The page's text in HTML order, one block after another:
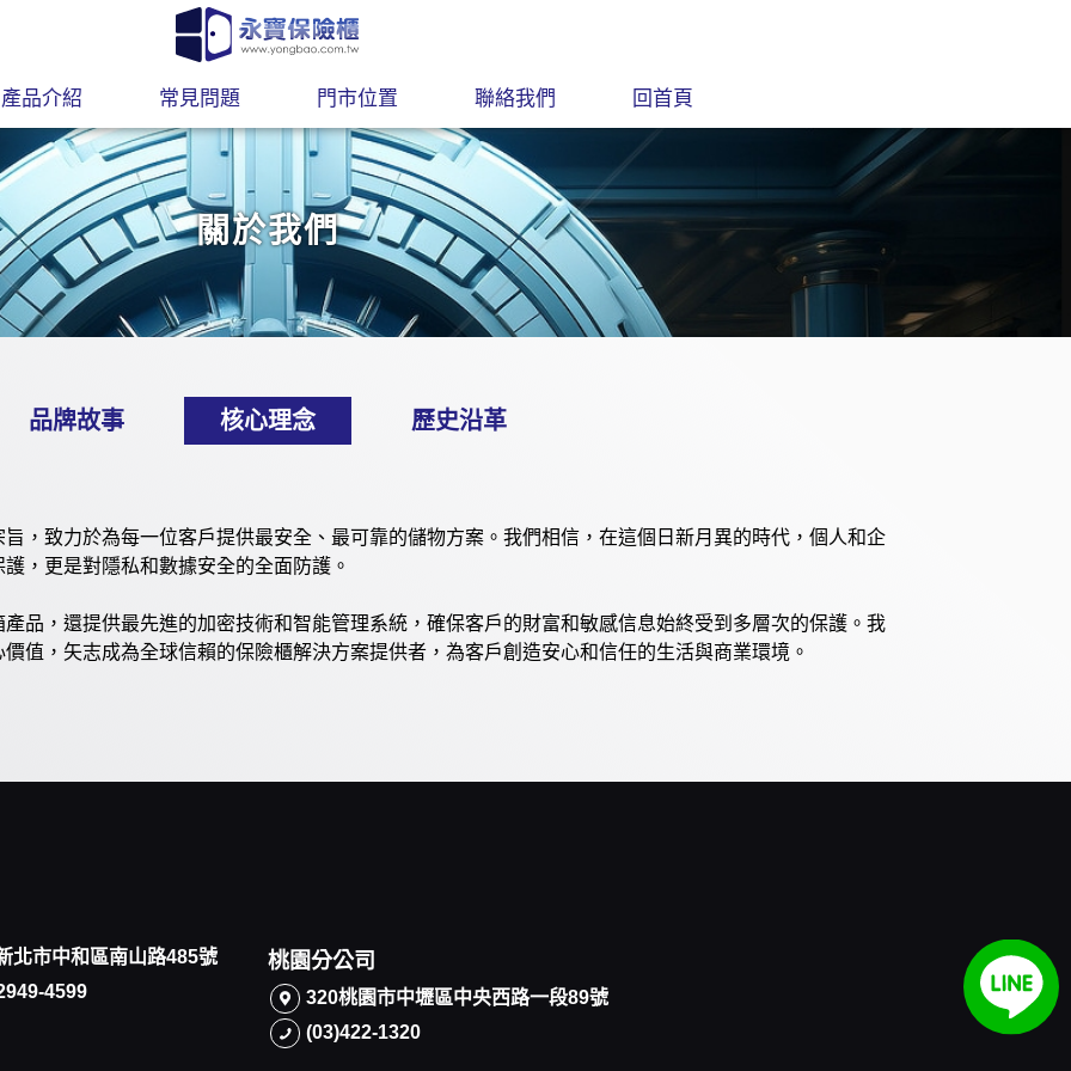
產品介紹 常見問題 門市位置 聯絡我們 回首頁
關於我們
品牌故事 核心理念 歷史沿革
，致力於為每一位客戶提供最安全、最可靠的儲物方案。我們相信，在這個日新月異的時代，個人和企
，更是對隱私和數據安全的全面防護。
品，還提供最先進的加密技術和智能管理系統，確保客戶的財富和敏感信息始終受到多層次的保護。我
值，矢志成為全球信賴的保險櫃解決方案提供者，為客戶創造安心和信任的生活與商業環境。
北市中和區南山路485號
4599
桃園分公司
320桃園市中壢區中央西路一段89號
(03)422-1320